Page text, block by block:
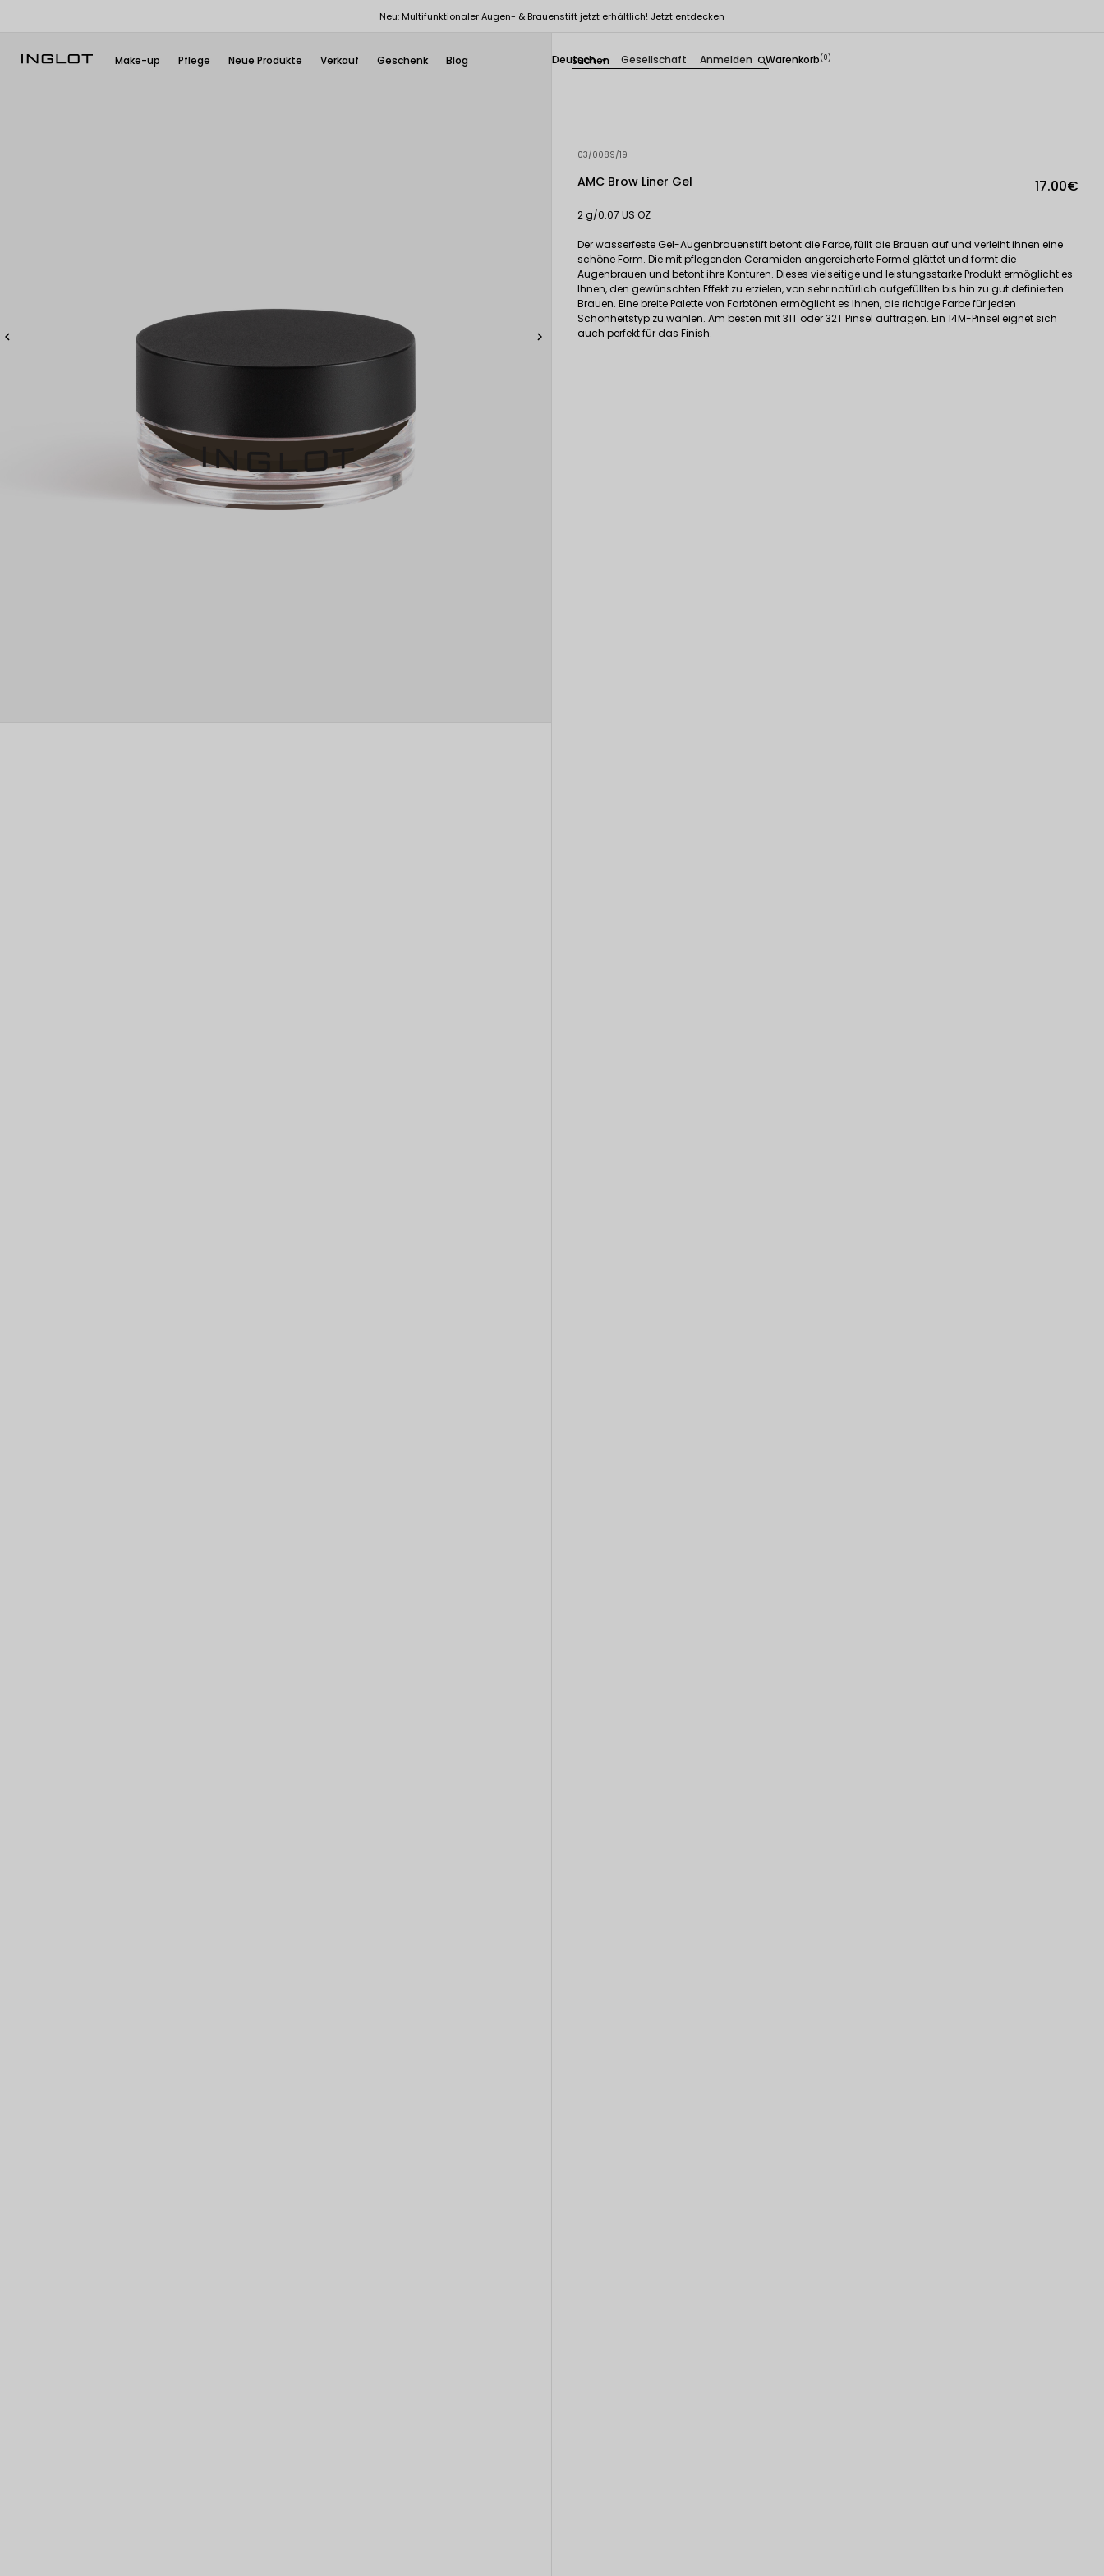
Neu: Multifunktionaler Augen- & Brauenstift jetzt erhältlich! Jetzt entdecken
Make-up Pflege Neue Produkte Verkauf Geschenk Blog search
Deutsch  Gesellschaft Anmelden Warenkorb(0)
 
03/0089/19
AMC Brow Liner Gel 17.00€
2 g/0.07 US OZ
Der wasserfeste Gel-Augenbrauenstift betont die Farbe, füllt die Brauen auf und verleiht ihnen eine
schöne Form. Die mit pflegenden Ceramiden angereicherte Formel glättet und formt die
Augenbrauen und betont ihre Konturen. Dieses vielseitige und leistungsstarke Produkt ermöglicht es
Ihnen, den gewünschten Effekt zu erzielen, von sehr natürlich aufgefüllten bis hin zu gut definierten
Brauen. Eine breite Palette von Farbtönen ermöglicht es Ihnen, die richtige Farbe für jeden
Schönheitstyp zu wählen. Am besten mit 31T oder 32T Pinsel auftragen. Ein 14M-Pinsel eignet sich
auch perfekt für das Finish.